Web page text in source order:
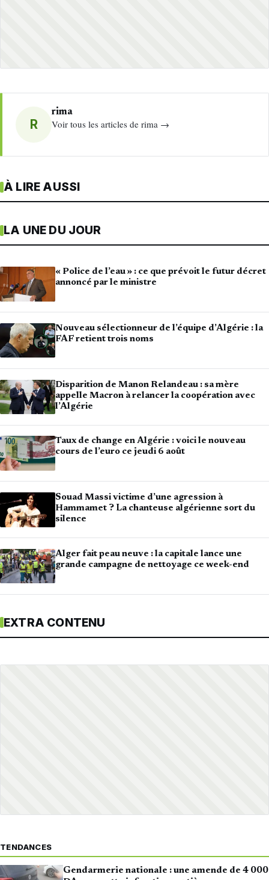
R
rima
Voir tous les articles de rima →
À LIRE AUSSI
LA UNE DU JOUR
« Police de l’eau » : ce que prévoit le futur décret
annoncé par le ministre
Nouveau sélectionneur de l’équipe d’Algérie : la
FAF retient trois noms
Disparition de Manon Relandeau : sa mère
appelle Macron à relancer la coopération avec
l’Algérie
Taux de change en Algérie : voici le nouveau
cours de l’euro ce jeudi 6 août
Souad Massi victime d’une agression à
Hammamet ? La chanteuse algérienne sort du
silence
Alger fait peau neuve : la capitale lance une
grande campagne de nettoyage ce week-end
EXTRA CONTENU
TENDANCES
Gendarmerie nationale : une amende de 4 000